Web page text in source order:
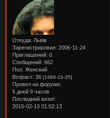
Откуда: Львів
Зарегистрирован: 2006-11-24
Приглашений: 0
Сообщений: 662
Пол: Женский
Возраст: 36[1989-10-25]
Провел на форуме:
5 дней 9 часов
Последний визит:
2015-02-13 01:02:13